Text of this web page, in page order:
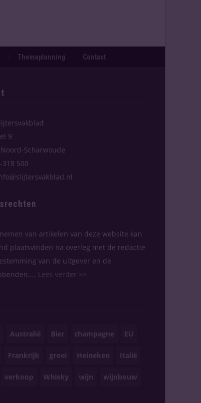
Themaplanning Contact
9
Noord-Scharwoude
500
van artikelen van deze website kan
plaatsvinden na overleg met de redactie
van de uitgever en de
Lees verder >>
Australië Bier champagne EU
Frankrijk groei Heineken Italië
verkoop Whisky wijn wijnbouw